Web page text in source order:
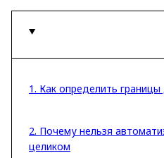
1. Как определить
2. Почему нельзя
целиком